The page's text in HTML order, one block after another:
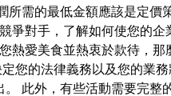
需的最低金額應該是定價
爭對手，了解如何使您的
熱愛美食並熱衷於款待，
您的法律義務以及您的業務
此外，有些活動需要完整